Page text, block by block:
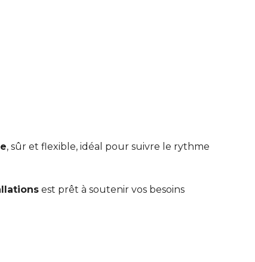
, sûr et flexible, idéal pour suivre le rythme
est prêt à soutenir vos besoins